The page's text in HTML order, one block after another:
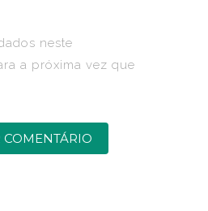
neste
a próxima vez que